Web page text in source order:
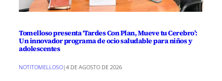
Tomelloso presenta ‘Tardes Con Plan, Mueve tu Cerebro’:
Un innovador programa de ocio saludable para niños y
adolescentes
NOTITOMELLOSO|4 DE AGOSTO DE 2026